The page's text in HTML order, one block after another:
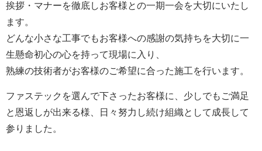
挨拶・マナーを徹底しお客様との一期一会を大切にいたし
ます。
どんな小さな工事でもお客様への感謝の気持ちを大切に一
生懸命初心の心を持って現場に入り、
熟練の技術者がお客様のご希望に合った施工を行います。
ファステックを選んで下さったお客様に、少しでもご満足
と恩返しが出来る様、日々努力し続け組織として成長して
参りました。